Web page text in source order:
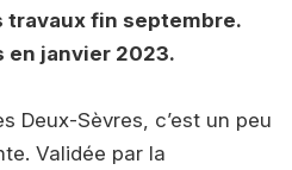
travaux fin septembre.
en janvier 2023.
Deux-Sèvres, c’est un peu
Validée par la